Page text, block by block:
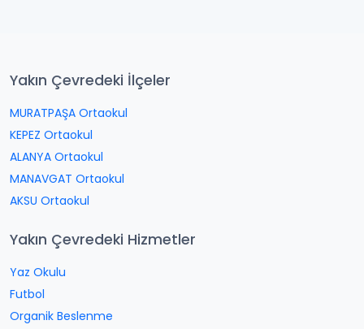
Yakın Çevredeki İlçeler
MURATPAŞA Ortaokul
KEPEZ Ortaokul
ALANYA Ortaokul
MANAVGAT Ortaokul
AKSU Ortaokul
Yakın Çevredeki Hizmetler
Yaz Okulu
Futbol
Organik Beslenme